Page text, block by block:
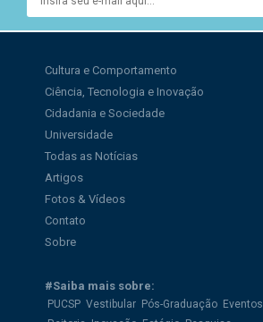
Cultura e Comportamento
Ciência, Tecnologia e Inovação
Cidadania e Sociedade
Universidade
Todas as Notícias
Artigos
Fotos & Vídeos
Contato
Sobre
#Saiba mais sobre:
PUCSP Vestibular Pós-Graduação Eventos